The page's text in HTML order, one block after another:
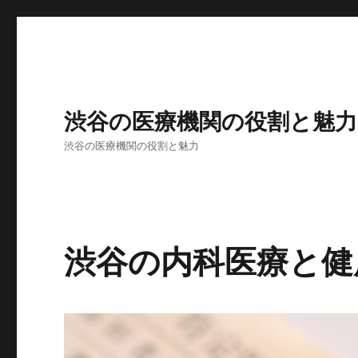
渋谷の医療機関の役割と魅力
渋谷の医療機関の役割と魅力
渋谷の内科医療と